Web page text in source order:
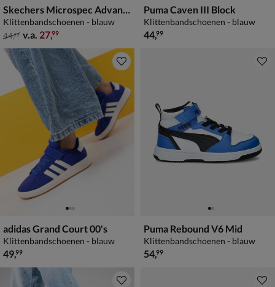
Skechers Microspec Advance
Klittenbandschoenen - blauw
van € 44,99 vanaf € 27,99
44,99 v.a. 27,99
Puma Caven III Block
Klittenbandschoenen - blauw
€ 44,99
44,99
adidas Grand Court 00's
Klittenbandschoenen - blauw
€ 49,99
49,99
Puma Rebound V6 Mid
Klittenbandschoenen - blauw
€ 54,99
54,99